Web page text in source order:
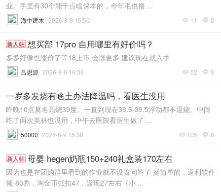
业。手里有30个能干点啥保本的，今年毛也撸 ...
 11  0
海中建木 2026-8-9 16:50
新人帖 想买部 17pro 自用哪里有好价吗？
多多好像也涨价了等18上市 会涨更多 建议现在就入手
 52  3
吕思源 2026-8-9 16:36
一岁多发烧有啥土办法降温吗，看医生没用
昨晚10点莫名高烧39度。一直到现在38.6-39.5浮动都不退烧。中间
吃了两次美林也没用，中午去医院看医生做了 ...
 105  8
50000 2026-8-9 16:30
新人帖 母婴 hegen奶瓶150+240礼盒装170左右
因为也是在团购群里看到的作业就不设置问答了 挺简单的，返利软件
领-80券，淘金币抵扣47，返现27左右（小 ...